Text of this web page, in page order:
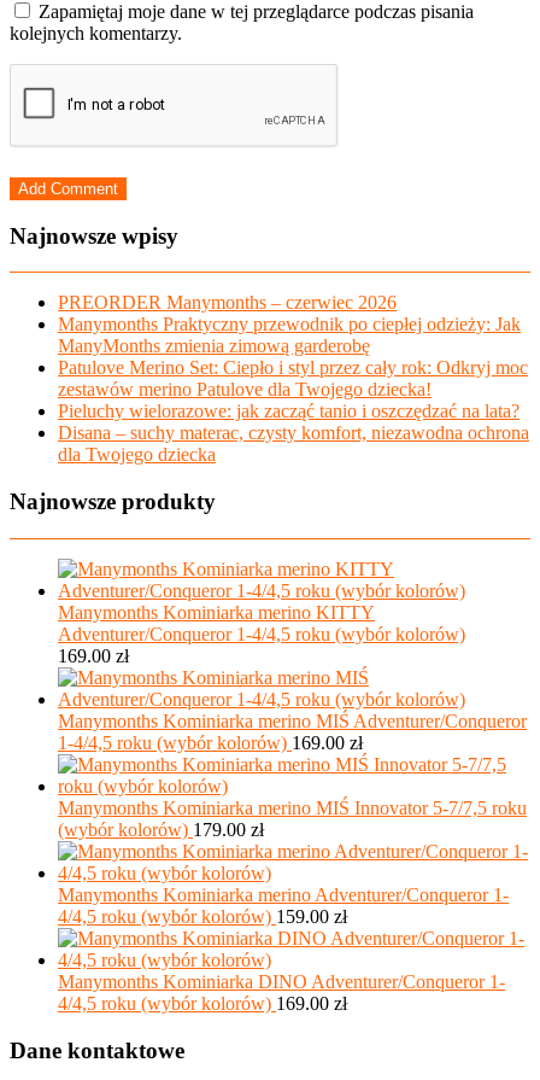
Zapamiętaj moje dane w tej przeglądarce podczas pisania
kolejnych komentarzy.
Najnowsze wpisy
PREORDER Manymonths – czerwiec 2026
Manymonths Praktyczny przewodnik po ciepłej odzieży: Jak
ManyMonths zmienia zimową garderobę
Patulove Merino Set: Ciepło i styl przez cały rok: Odkryj moc
zestawów merino Patulove dla Twojego dziecka!
Pieluchy wielorazowe: jak zacząć tanio i oszczędzać na lata?
Disana – suchy materac, czysty komfort, niezawodna ochrona
dla Twojego dziecka
Najnowsze produkty
Manymonths Kominiarka merino KITTY
Adventurer/Conqueror 1-4/4,5 roku (wybór kolorów)
169.00 zł
Manymonths Kominiarka merino MIŚ Adventurer/Conqueror
1-4/4,5 roku (wybór kolorów) 169.00 zł
Manymonths Kominiarka merino MIŚ Innovator 5-7/7,5 roku
(wybór kolorów) 179.00 zł
Manymonths Kominiarka merino Adventurer/Conqueror 1-
4/4,5 roku (wybór kolorów) 159.00 zł
Manymonths Kominiarka DINO Adventurer/Conqueror 1-
4/4,5 roku (wybór kolorów) 169.00 zł
Dane kontaktowe